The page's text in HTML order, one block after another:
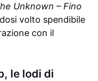
Unknown – Fino
volto spendibile
con il
le lodi di